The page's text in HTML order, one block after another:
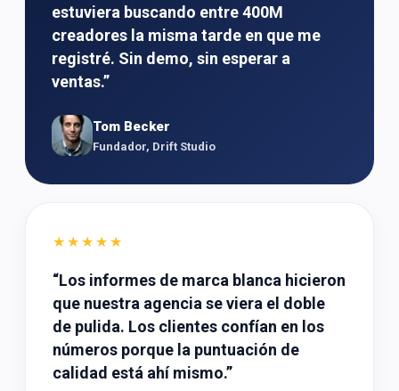
estuviera buscando entre 400M
creadores la misma tarde en que me
registré. Sin demo, sin esperar a
ventas.”
Tom Becker
Fundador, Drift Studio
★★★★★
“Los informes de marca blanca hicieron
que nuestra agencia se viera el doble
de pulida. Los clientes confían en los
números porque la puntuación de
calidad está ahí mismo.”